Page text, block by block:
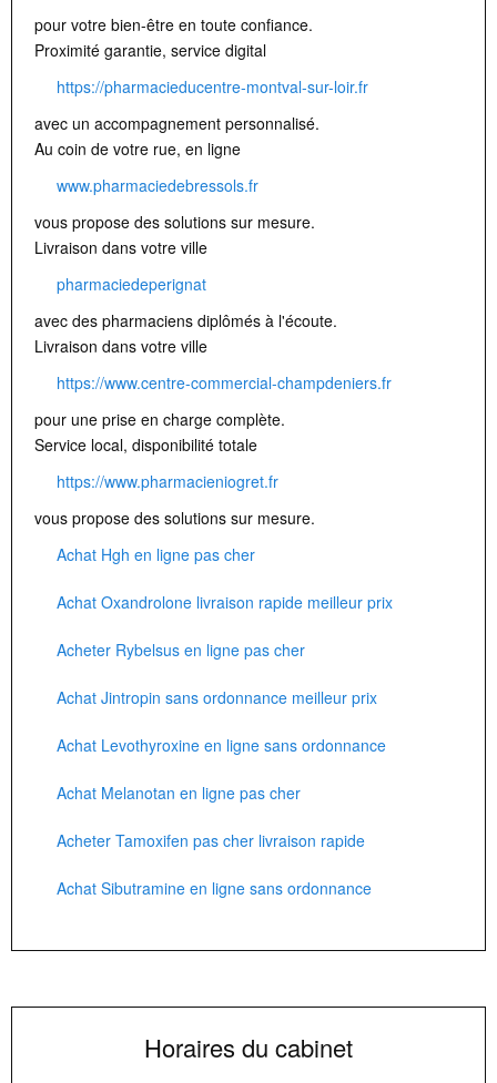
pour votre bien-être en toute confiance.
Proximité garantie, service digital
https://pharmacieducentre-montval-sur-loir.fr
avec un accompagnement personnalisé.
Au coin de votre rue, en ligne
www.pharmaciedebressols.fr
vous propose des solutions sur mesure.
Livraison dans votre ville
pharmaciedeperignat
avec des pharmaciens diplômés à l'écoute.
Livraison dans votre ville
https://www.centre-commercial-champdeniers.fr
pour une prise en charge complète.
Service local, disponibilité totale
https://www.pharmacieniogret.fr
vous propose des solutions sur mesure.
Achat Hgh en ligne pas cher
Achat Oxandrolone livraison rapide meilleur prix
Acheter Rybelsus en ligne pas cher
Achat Jintropin sans ordonnance meilleur prix
Achat Levothyroxine en ligne sans ordonnance
Achat Melanotan en ligne pas cher
Acheter Tamoxifen pas cher livraison rapide
Achat Sibutramine en ligne sans ordonnance
Horaires du cabinet